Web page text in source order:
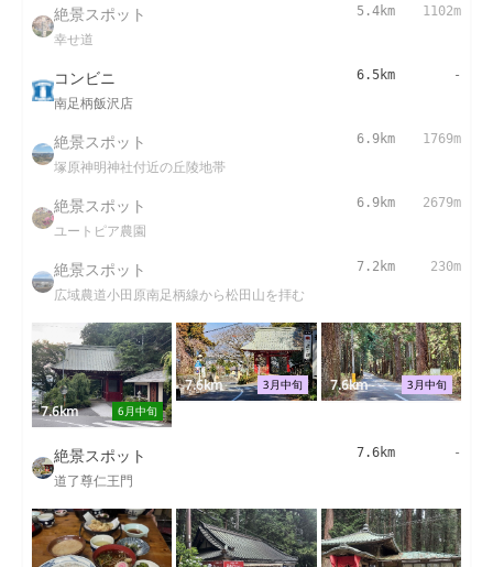
絶景スポット
幸せ道
5.4km 1102m
コンビニ
南足柄飯沢店
6.5km -
絶景スポット
塚原神明神社付近の丘陵地帯
6.9km 1769m
絶景スポット
ユートピア農園
6.9km 2679m
絶景スポット
広域農道小田原南足柄線から松田山を拝む
7.2km 230m
6月中旬
7.6km
3月中旬
7.6km 3月中旬
7.6km
絶景スポット
道了尊仁王門
7.6km -